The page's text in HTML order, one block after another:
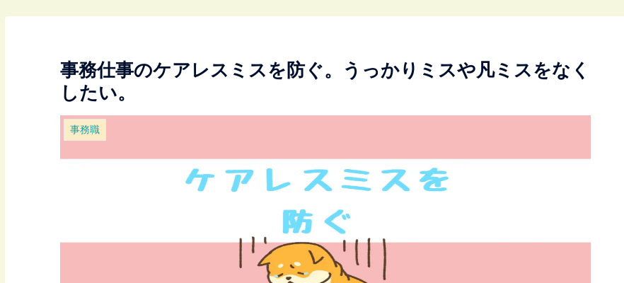
事務仕事のケアレスミスを防ぐ。うっかりミスや凡ミスをなく
したい。
事務職